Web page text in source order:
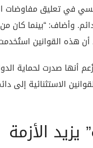
في تعليق مفاوضات
إلى إطار دائم. وأضاف:
أن هذه القوانين
زُعم أنها صدرت لحماية
الاستثنائية إلى
يزيد الأزمة